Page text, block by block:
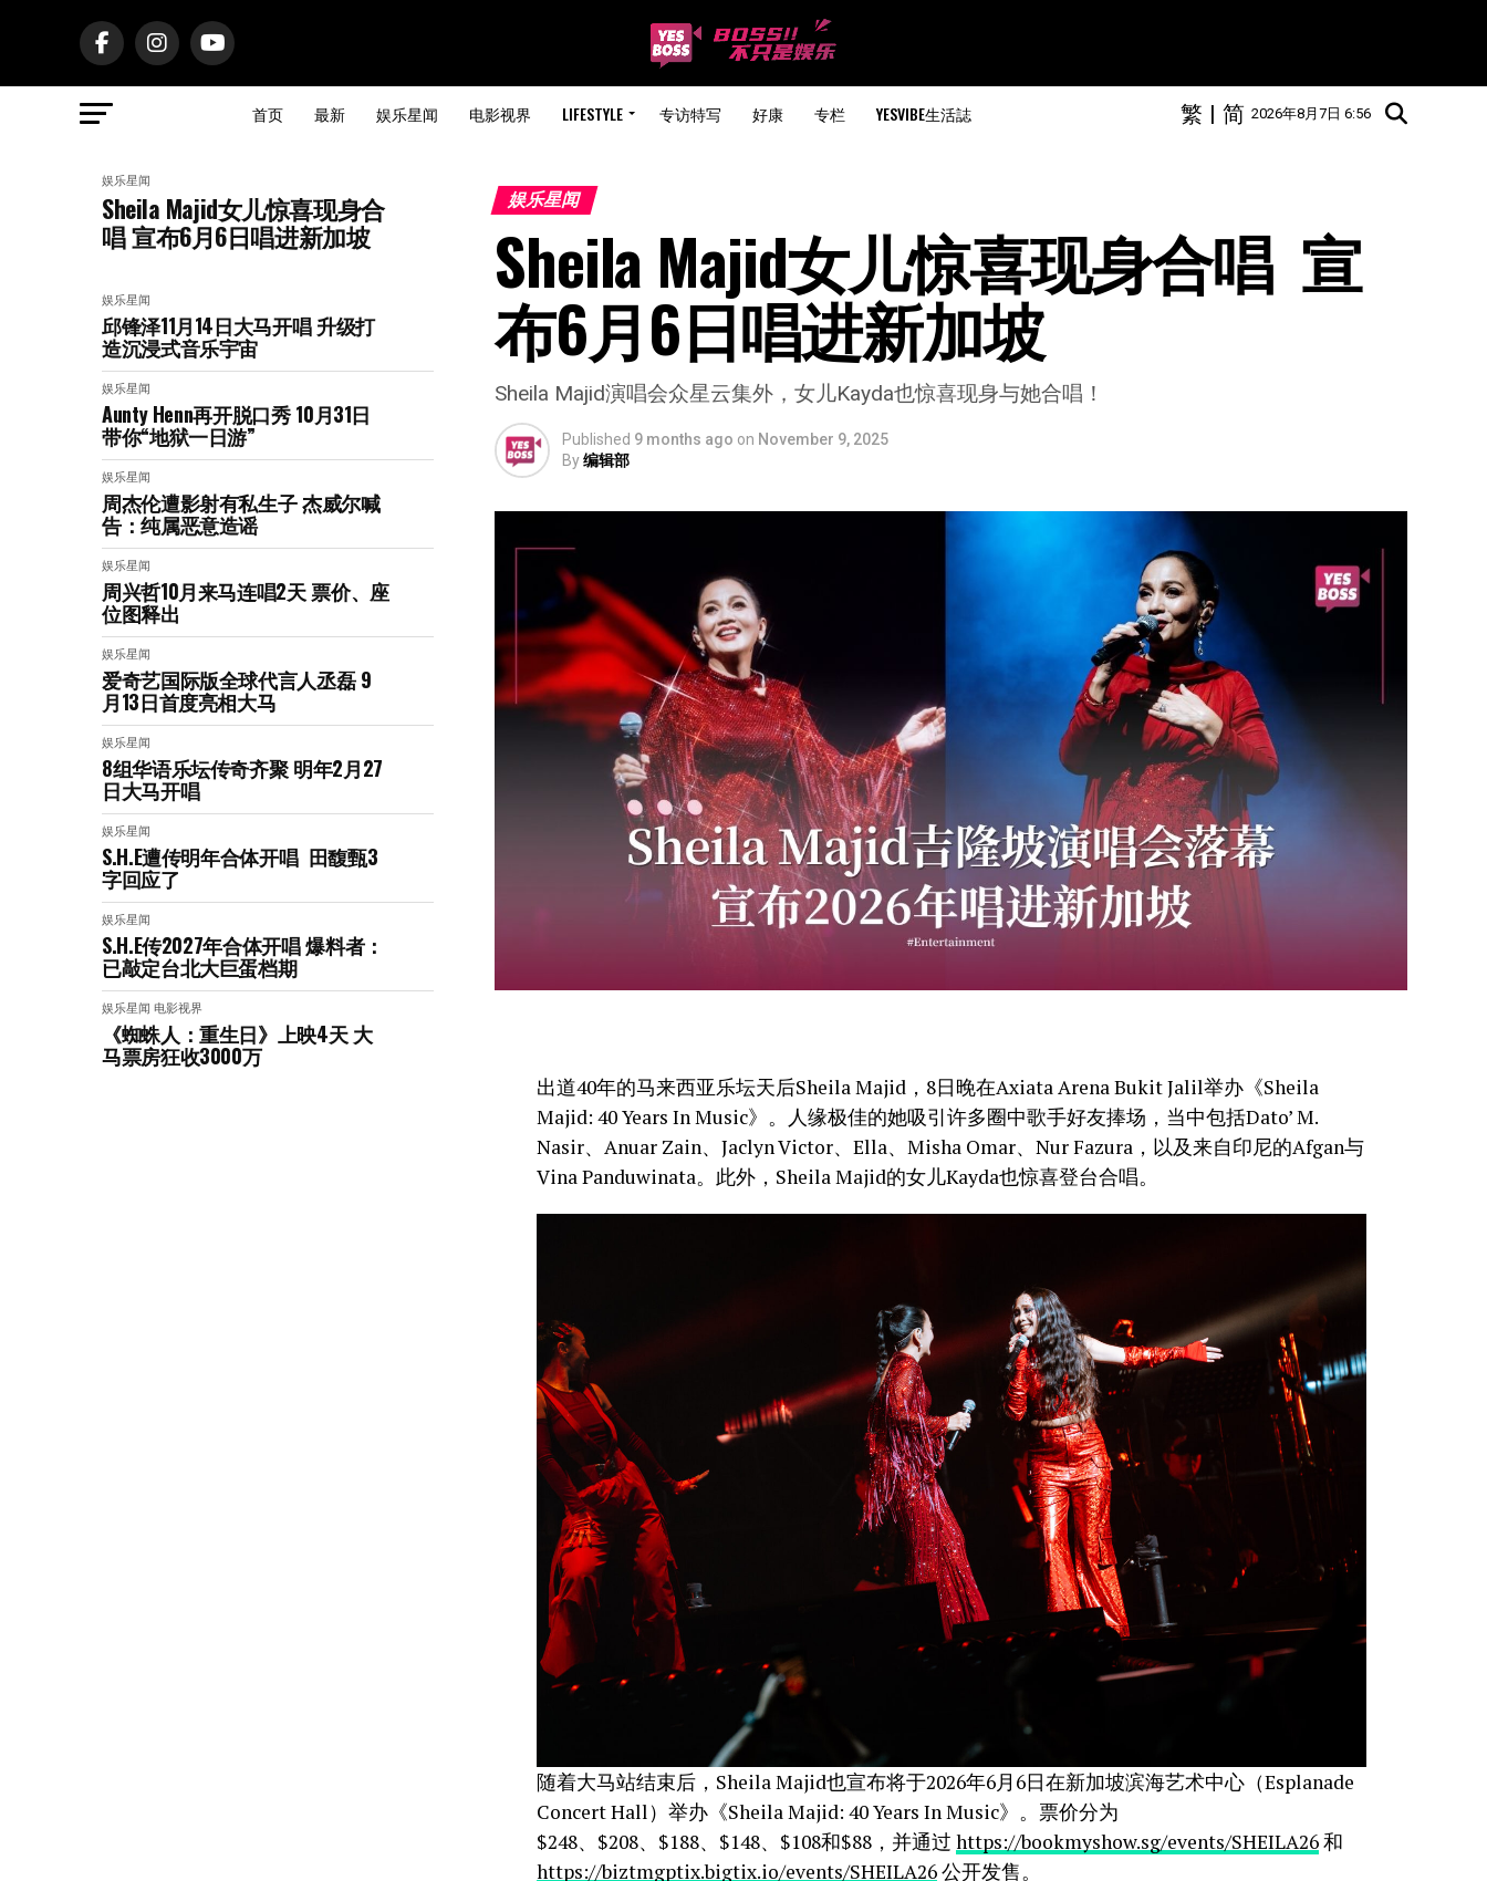
首页 最新 娱乐星闻 电影视界 LIFESTYLE 专访特写 好康 专栏 YESVIBE生活誌 2026年8月7日 6:56
简
|
繁
娱乐星闻
Sheila Majid女儿惊喜现身合
唱 宣布6月6日唱进新加坡
娱乐星闻
邱锋泽11月14日大马开唱 升级打
造沉浸式音乐宇宙
娱乐星闻
Aunty Henn再开脱口秀 10月31日
带你“地狱一日游”
娱乐星闻
周杰伦遭影射有私生子 杰威尔喊
告：纯属恶意造谣
娱乐星闻
周兴哲10月来马连唱2天 票价、座
位图释出
娱乐星闻
爱奇艺国际版全球代言人丞磊 9
月13日首度亮相大马
娱乐星闻
8组华语乐坛传奇⻬聚 明年2月27
日大马开唱
娱乐星闻
S.H.E遭传明年合体开唱 田馥甄3
字回应了
娱乐星闻
S.H.E传2027年合体开唱 爆料者：
已敲定台北大巨蛋档期
娱乐星闻 电影视界
《蜘蛛人：重生日》上映4天 大
马票房狂收3000万
娱乐星闻
Sheila Majid女儿惊喜现身合唱  宣
布6月6日唱进新加坡
Sheila Majid演唱会众星云集外，女儿Kayda也惊喜现身与她合唱！
Published 9 months ago on November 9, 2025
By编辑部
出道40年的马来西亚乐坛天后Sheila Majid，8日晚在Axiata Arena Bukit Jalil举办《Sheila
Majid: 40 Years In Music》。人缘极佳的她吸引许多圈中歌手好友捧场，当中包括Dato’ M.
Nasir、Anuar Zain、Jaclyn Victor、Ella、Misha Omar、Nur Fazura，以及来自印尼的Afgan与
Vina Panduwinata。此外，Sheila Majid的女儿Kayda也惊喜登台合唱。
随着大马站结束后，Sheila Majid也宣布将于2026年6月6日在新加坡滨海艺术中心（Esplanade
Concert Hall）举办《Sheila Majid: 40 Years In Music》。票价分为
$248、$208、$188、$148、$108和$88，并通过 https://bookmyshow.sg/events/SHEILA26和
https://biztmgptix.bigtix.io/events/SHEILA26公开发售。